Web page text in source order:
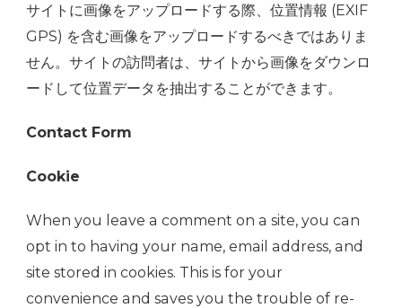
サイトに画像をアップロードする際、位置情報 (EXIF
GPS) を含む画像をアップロードするべきではありま
せん。サイトの訪問者は、サイトから画像をダウンロ
ードして位置データを抽出することができます。
Contact Form
Cookie
When you leave a comment on a site, you can
opt in to having your name, email address, and
site stored in cookies. This is for your
convenience and saves you the trouble of re-